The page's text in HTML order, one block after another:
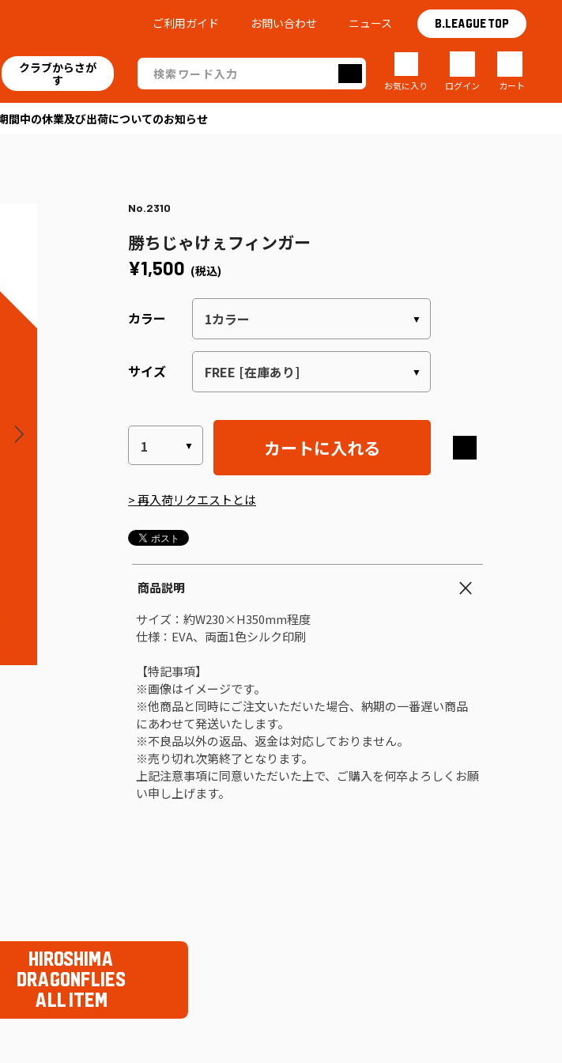
クラブからさが
す
ご利用ガイド お問い合わせ ニュース B.LEAGUE TOP
お気に入り ログイン カート
間中の休業及び出荷についてのお知らせ
No.2310
勝ちじゃけぇフィンガー
¥1,500 (税込)
カラー
サイズ
カートに入れる
> 再入荷リクエストとは
商品説明
サイズ：約W230×H350mm程度
仕様：EVA、両面1色シルク印刷
【特記事項】
※画像はイメージです。
※他商品と同時にご注文いただいた場合、納期の一番遅い商品
にあわせて発送いたします。
※不良品以外の返品、返金は対応しておりません。
※売り切れ次第終了となります。
上記注意事項に同意いただいた上で、ご購入を何卒よろしくお願
い申し上げます。
HIROSHIMA
DRAGONFLIES
ALL ITEM